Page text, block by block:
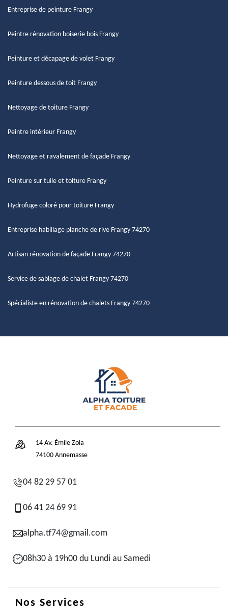
Entreprise de peinture Frangy
Peintre rénovation boiserie bois Frangy
Peinture et décapage de volet Frangy
Peinture dessous de toit Frangy
Nettoyage de toiture Frangy
Peintre intérieur Frangy
Nettoyage et ravalement de façade Frangy
Peinture sur tuile et toiture Frangy
Hydrofuge coloré pour toiture Frangy
Entreprise habillage planche de rive Frangy 74270
Artisan rénovation de façade Frangy 74270
Service de sablage de chalet Frangy 74270
Spécialiste en rénovation de chalets Frangy 74270
14 Av. Émile Zola
74100 Annemasse
04 82 29 57 01
06 41 24 69 91
alpha.tf74@gmail.com
08h30 à 19h00 du Lundi au Samedi
Nos Services